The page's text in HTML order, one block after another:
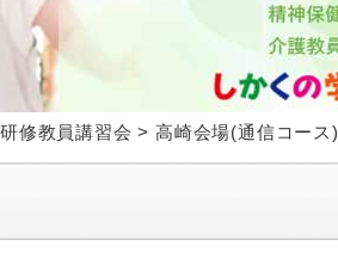
修教員講習会 > 高崎会場(通信コース)